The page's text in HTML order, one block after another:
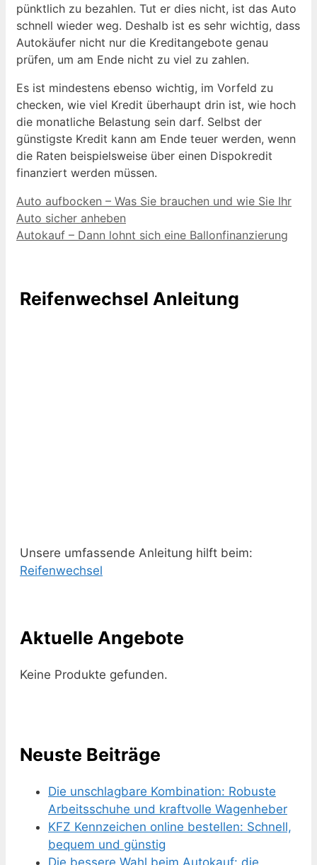
pünktlich zu bezahlen. Tut er dies nicht, ist das Auto
schnell wieder weg. Deshalb ist es sehr wichtig, dass
Autokäufer nicht nur die Kreditangebote genau
prüfen, um am Ende nicht zu viel zu zahlen.
Es ist mindestens ebenso wichtig, im Vorfeld zu
checken, wie viel Kredit überhaupt drin ist, wie hoch
die monatliche Belastung sein darf. Selbst der
günstigste Kredit kann am Ende teuer werden, wenn
die Raten beispielsweise über einen Dispokredit
finanziert werden müssen.
Auto aufbocken – Was Sie brauchen und wie Sie Ihr
Auto sicher anheben
Autokauf – Dann lohnt sich eine Ballonfinanzierung
Reifenwechsel Anleitung
Unsere umfassende Anleitung hilft beim:
Reifenwechsel
Aktuelle Angebote
Keine Produkte gefunden.
Neuste Beiträge
Die unschlagbare Kombination: Robuste
Arbeitsschuhe und kraftvolle Wagenheber
KFZ Kennzeichen online bestellen: Schnell,
bequem und günstig